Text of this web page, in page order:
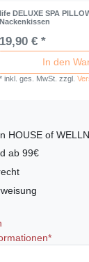
life DELUXE SPA
Nackenkissen
19,90 € *
In den
*inkl. ges. MwSt. zzgl.
HOUSE of
ab 99€